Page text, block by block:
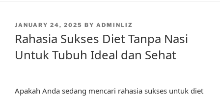
POSTED
JANUARY 24, 2025 BY ADMINLIZ
Rahasia Sukses Diet Tanpa Nasi
Untuk Tubuh Ideal dan Sehat
Apakah Anda sedang mencari rahasia sukses untuk diet